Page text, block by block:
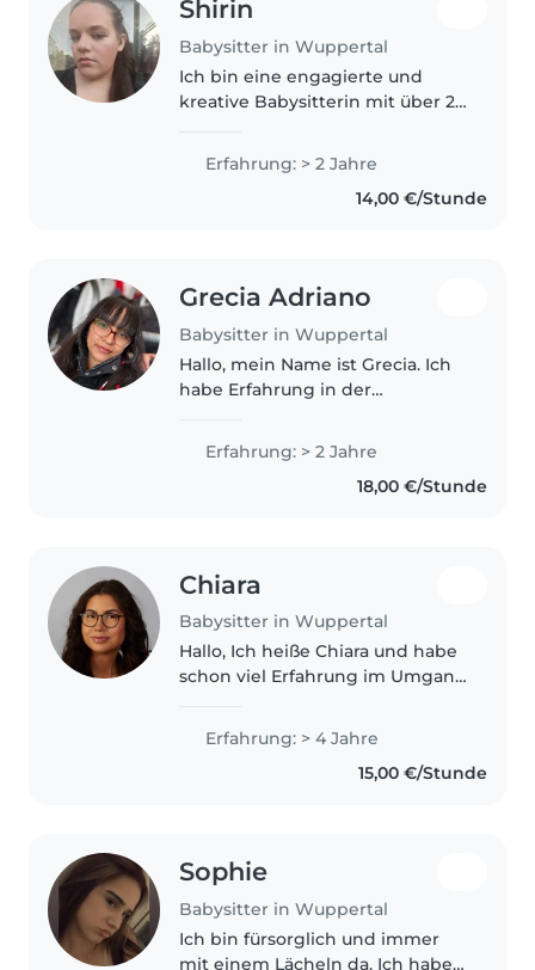
Shirin
Babysitter in Wuppertal
Ich bin eine engagierte und
kreative Babysitterin mit über 2
Betreuung von Kindern jeden
Alters – von Babys bis zu
Teenagern. Mit meiner
Erfahrung: > 2 Jahre
14,00 €/Stunde
Grecia Adriano
Babysitter in Wuppertal
Hallo, mein Name ist Grecia. Ich
habe Erfahrung in der
gearbeitet und freiwillig
Grundschulkinder betreut. In
Erfahrung: > 2 Jahre
18,00 €/Stunde
Chiara
Babysitter in Wuppertal
Hallo, Ich heiße Chiara und habe
schon viel Erfahrung im Umgang
innerhalb der Familie
gebabysittet habe. Außerdem
habe ich bereits Praktika im
Erfahrung: > 4 Jahre
15,00 €/Stunde
Sophie
Babysitter in Wuppertal
Ich bin fürsorglich und immer
mit einem Lächeln da. Ich habe